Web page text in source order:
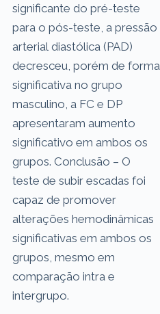
significante do pré-teste
para o pós-teste, a pressão
arterial diastólica (PAD)
decresceu, porém de forma
significativa no grupo
masculino, a FC e DP
apresentaram aumento
significativo em ambos os
grupos. Conclusão – O
teste de subir escadas foi
capaz de promover
alterações hemodinâmicas
significativas em ambos os
grupos, mesmo em
comparação intra e
intergrupo.